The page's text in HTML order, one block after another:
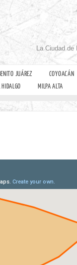
La Ciudad
JUÁREZ
COYOACÁN
HIDALGO MILPA ALTA